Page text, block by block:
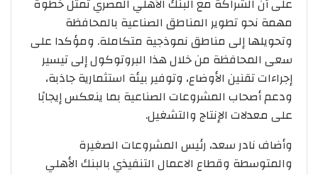
مهمة نحو تطوير المناطق الصناعية بالمحافظة
وتحويلها إلى مناطق نموذجية متكاملة. ومؤكدا على
سعى المحافظة من خلال هذا البروتوكول إلى تيسير
إجراءات تقنين الأوضاع، وتوفير بيئة استثمارية جاذبة،
ودعم أصحاب المشروعات الصناعية بما ينعكس إيجابًا
على معدلات الإنتاج والتشغيل.
وأضاف نادر سعد، رئيس المشروعات الصغيرة
والمتوسطة وقطاع الاعمال التنفيذي بالبنك الأهلي